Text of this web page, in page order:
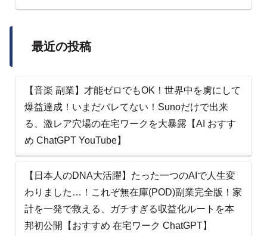
最近の投稿
【音楽 副業】才能ゼロでもOK！世界中を虜にして
爆益達成！いまだバレてない！Sunoだけで出来
る、激レア穴場の在宅ワークを大暴露【AI おすす
め ChatGPT YouTube】
【日本人のDNA大活躍】たった一つのAIで人生変
わりました…！これぞ無在庫(POD)副業完全版！家
計を一発で救える、ガチすぎる収益化ルートを本
邦初公開【おすすめ 在宅ワーク ChatGPT】